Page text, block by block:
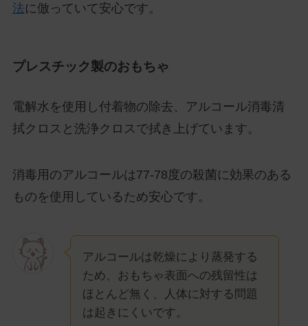
法に倣っていて安心です。
プレスチック製のおもちゃ
電解水を使用し付着物の除去、アルコール消毒清
拭クロスと洗浄クロスで拭き上げています。
消毒用のアルコールは77-78度の殺菌に効果のある
ものを使用しているため安心です。
アルコールは乾燥により蒸発する
ため、おもちゃ表面への残留性は
ほとんど無く、人体に対する問題
は起きにくいです。